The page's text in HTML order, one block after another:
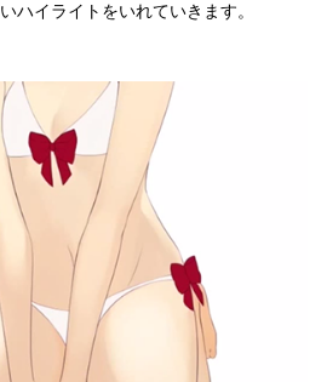
ハイライトをいれていきます。